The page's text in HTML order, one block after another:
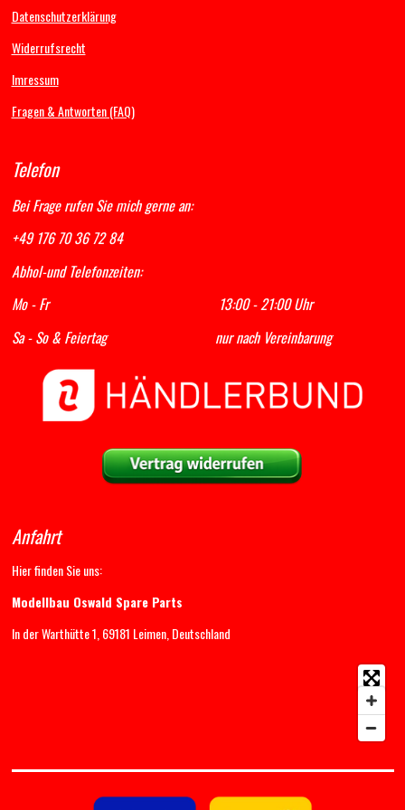
o
r
m
e
Datenschutzerklärung
Widerrufsrecht
Imressum
Fragen & Antworten (FAQ)
Telefon
Bei Frage rufen Sie mich gerne an:
+49 176 70 36 72 84
Abhol-und Telefonzeiten:
Mo - Fr 13:00 - 21:00 Uhr
Sa - So & Feiertag nur nach Vereinbarung
Anfahrt
Hier finden Sie uns:
Modellbau Oswald Spare Parts
In der Warthütte 1, 69181 Leimen, Deutschland